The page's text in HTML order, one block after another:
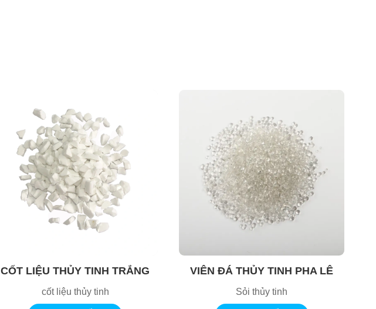
CỐT LIỆU THỦY TINH TRẮNG
cốt liệu thủy tinh
VIÊN ĐÁ THỦY TINH PHA LÊ
Sỏi thủy tinh